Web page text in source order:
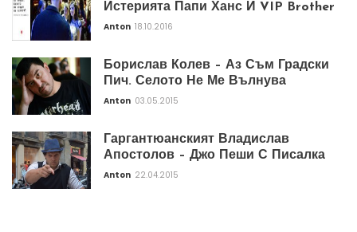
Истерията Папи Ханс И VIP Brother
Anton 18.10.2016
Борислав Колев – Аз Съм Градски
Пич. Селото Не Ме Вълнува
Anton 03.05.2015
Гаргантюанският Владислав
Апостолов – Джо Пеши С Писалка
Anton 22.04.2015